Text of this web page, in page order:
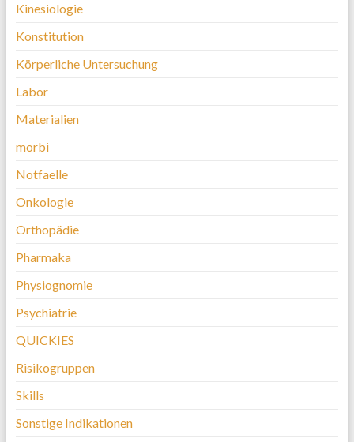
Kinesiologie
Konstitution
Körperliche Untersuchung
Labor
Materialien
morbi
Notfaelle
Onkologie
Orthopädie
Pharmaka
Physiognomie
Psychiatrie
QUICKIES
Risikogruppen
Skills
Sonstige Indikationen